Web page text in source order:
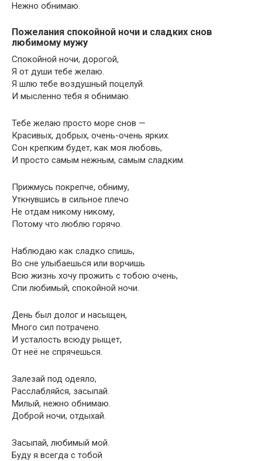
Нежно обнимаю.
Пожелания спокойной ночи и сладких снов
любимому мужу
Спокойной ночи, дорогой,
Я от души тебе желаю.
Я шлю тебе воздушный поцелуй.
И мысленно тебя я обнимаю.
Тебе желаю просто море снов —
Красивых, добрых, очень-очень ярких.
Сон крепким будет, как моя любовь,
И просто самым нежным, самым сладким.
Прижмусь покрепче, обниму,
Уткнувшись в сильное плечо
Не отдам никому никому,
Потому что люблю горячо.
Наблюдаю как сладко спишь,
Во сне улыбаешься или ворчишь
Всю жизнь хочу прожить с тобою очень,
Спи любимый, спокойной ночи.
День был долог и насыщен,
Много сил потрачено.
И усталость всюду рыщет,
От неё не спрячешься.
Залезай под одеяло,
Расслабляйся, засыпай.
Милый, нежно обнимаю.
Доброй ночи, отдыхай.
Засыпай, любимый мой.
Буду я всегда с тобой